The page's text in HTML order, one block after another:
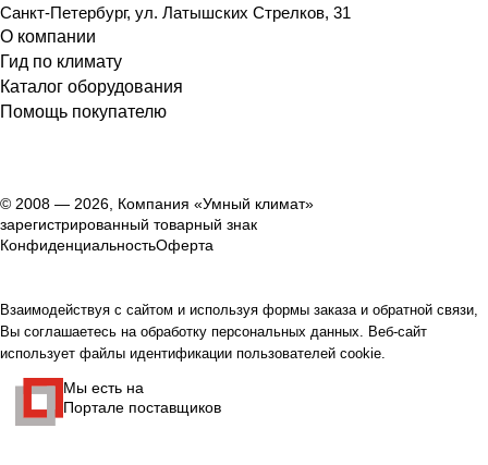
Санкт-Петербург, ул. Латышских Стрелков, 31
О компании
Гид по климату
Каталог оборудования
Помощь покупателю
© 2008 — 2026, Компания «Умный климат»
зарегистрированный товарный знак
КонфиденциальностьОферта
Взаимодействуя с сайтом и используя формы заказа и обратной связи,
Вы соглашаетесь на обработку персональных данных. Веб-сайт
использует файлы идентификации пользователей cookie.
Мы есть на
Портале поставщиков